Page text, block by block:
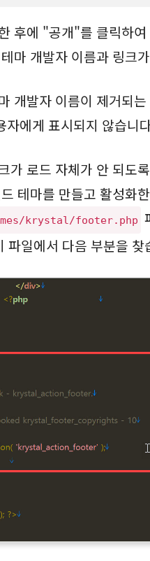
후에 "공개"를 클릭하
마 개발자 이름과 링크
개발자 이름이 제거되
자에게 표시되지 않습니
가 로드 자체가 안 되도
테마를 만들고 활성화
krystal/footer.php
파일에서 다음 부분을 찾